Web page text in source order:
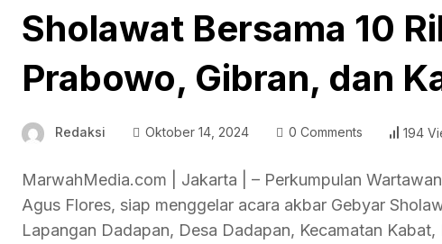
Sholawat Bersama 10
Prabowo, Gibran, dan
Redaksi Oktober 14, 2024 0 Comments 194
MarwahMedia.com | Jakarta | – Perkumpulan
Agus Flores, siap menggelar acara akbar Gebyar
Lapangan Dadapan, Desa Dadapan, Kecamatan